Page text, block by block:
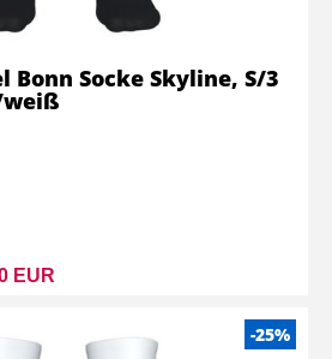
EUR
Bonn Socke Skyline, S/3
weiß
-25%